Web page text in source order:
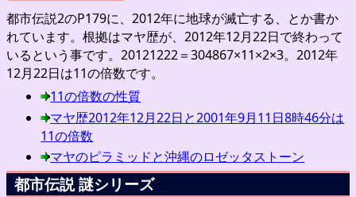
都市伝説2のP179に、2012年に地球が滅亡する、とか書か
れています。根拠はマヤ歴が、2012年12月22日で終わって
いるという事です。20121222＝304867×11×2×3。2012年
12月22日は11の倍数です。
11の倍数の性質
マヤ歴2012年12月22日と2001年9月11日8時46分は
11の倍数
マヤのピラミッドと沖縄のロゼッタストーン
都市伝説 謎シリーズ